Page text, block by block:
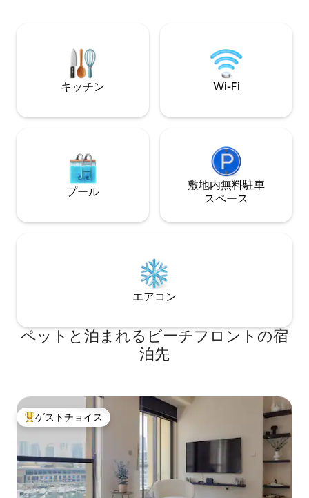
ベビーベッドとハイチェアをご利用いた
ーチに面しており
えます。 *ビルの
ーナを見下ろせる
キッチン Wi-Fi
プール
敷地内無料駐⁠車
ス⁠ペ⁠ー⁠ス
エアコン
ペットと泊まれるビーチフロントの宿
泊先
大好評のゲストチョイスです。
ゲストチョイス